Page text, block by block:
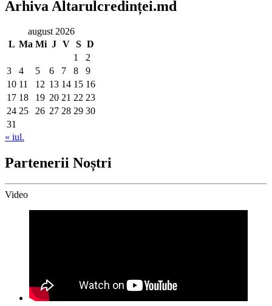
Arhiva Altarulcredinței.md
august 2026
L Ma Mi J V S D
1
2
3
4 5 6 7 8
9
10 11 12 13 14 15 16
17 18 19 20 21 22 23
24 25 26 27 28 29 30
31
« iul.
Partenerii Noștri
Video